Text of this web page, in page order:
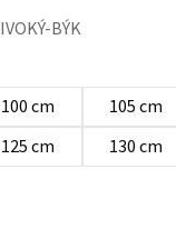
BÝK
100 cm 105 cm
125 cm 130 cm